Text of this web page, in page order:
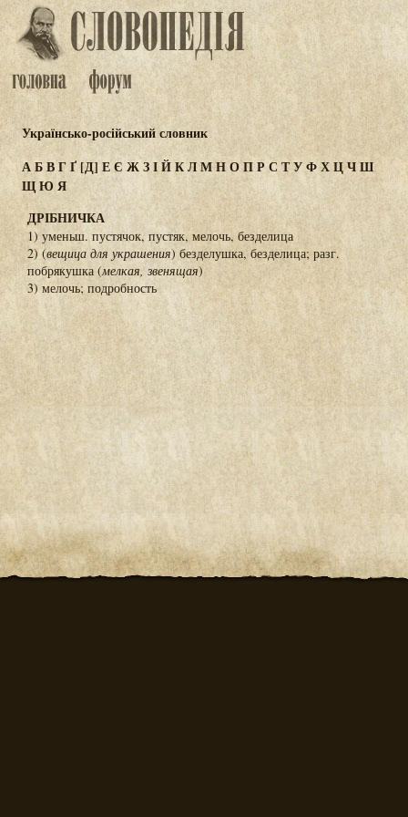
Українсько-російський словник
АБВГҐ[Д] ЕЄ ЖЗІЙКЛМНОПР С ТУФХЦЧШ
ЩЮ Я
ДРІБНИЧКА
1) уменьш. пустячок, пустяк, мелочь, безделица
2) (вещица для украшения) безделушка, безделица; разг.
побрякушка (мелкая, звенящая)
3) мелочь; подробность